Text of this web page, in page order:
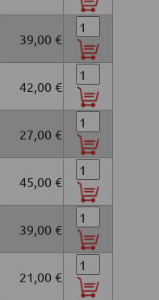
39,00 €
42,00 €
27,00 €
45,00 €
39,00 €
21,00 €